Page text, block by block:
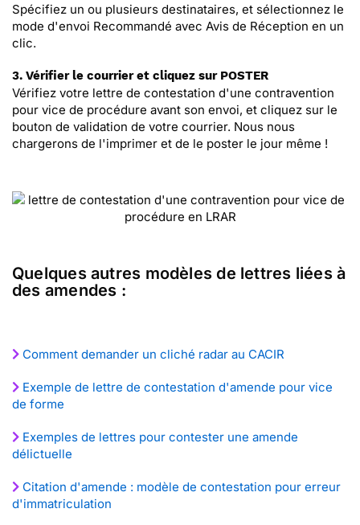
Spécifiez un ou plusieurs destinataires, et sélectionnez le
mode d'envoi Recommandé avec Avis de Réception en un
clic.
3. Vérifier le courrier et cliquez sur POSTER
Vérifiez votre lettre de contestation d'une contravention
pour vice de procédure avant son envoi, et cliquez sur le
bouton de validation de votre courrier. Nous nous
chargerons de l'imprimer et de le poster le jour même !
Quelques autres modèles de lettres liées à
des amendes :
Comment demander un cliché radar au CACIR
Exemple de lettre de contestation d'amende pour vice
de forme
Exemples de lettres pour contester une amende
délictuelle
Citation d'amende : modèle de contestation pour erreur
d'immatriculation